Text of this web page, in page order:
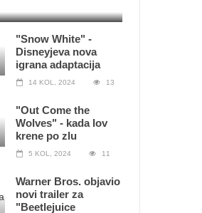
"Snow White" -
Disneyjeva nova
igrana adaptacija
14 KOL, 2024 13
"Out Come the
Wolves" - kada lov
krene po zlu
5 KOL, 2024 11
Warner Bros. objavio
novi trailer za
"Beetlejuice